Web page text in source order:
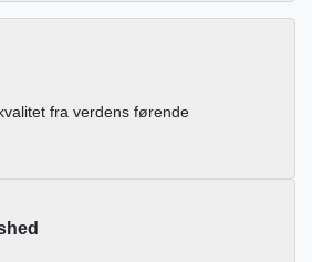
fra verdens førende